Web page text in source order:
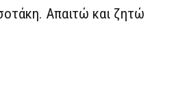
Απαιτώ και ζητώ